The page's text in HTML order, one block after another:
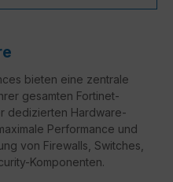
bieten eine zentrale
gesamten Fortinet-
dedizierten Hardware-
Performance und
von Firewalls, Switches,
Komponenten.